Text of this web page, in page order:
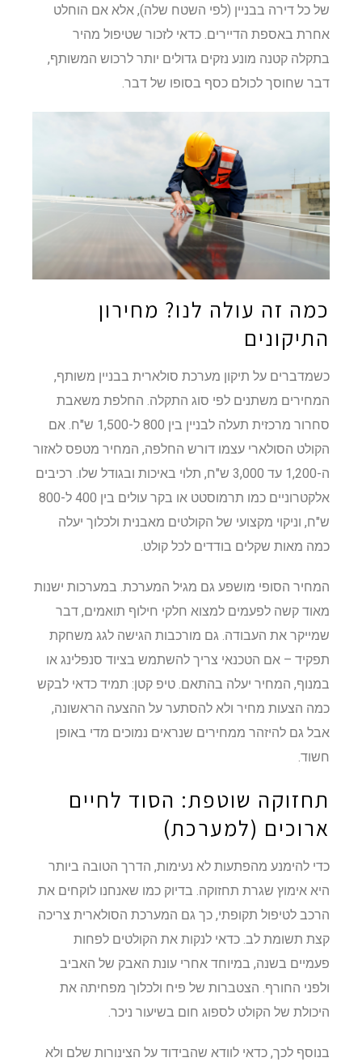
של כל דירה בבניין (לפי השטח שלה), אלא אם הוחלט
אחרת באספת הדיירים. כדאי לזכור שטיפול מהיר
בתקלה קטנה מונע נזקים גדולים יותר לרכוש המשותף,
דבר שחוסך לכולם כסף בסופו של דבר.
כמה זה עולה לנו? מחירון
התיקונים
כשמדברים על תיקון מערכת סולארית בבניין משותף,
המחירים משתנים לפי סוג התקלה. החלפת משאבת
סחרור מרכזית תעלה לבניין בין 800 ל-1,500 ש"ח. אם
הקולט הסולארי עצמו דורש החלפה, המחיר מטפס לאזור
ה-1,200 עד 3,000 ש"ח, תלוי באיכות ובגודל שלו. רכיבים
אלקטרוניים כמו תרמוסטט או בקר עולים בין 400 ל-800
ש"ח, וניקוי מקצועי של הקולטים מאבנית ולכלוך יעלה
כמה מאות שקלים בודדים לכל קולט.
המחיר הסופי מושפע גם מגיל המערכת. במערכות ישנות
מאוד קשה לפעמים למצוא חלקי חילוף תואמים, דבר
שמייקר את העבודה. גם מורכבות הגישה לגג משחקת
תפקיד – אם הטכנאי צריך להשתמש בציוד סנפלינג או
במנוף, המחיר יעלה בהתאם. טיפ קטן: תמיד כדאי לבקש
כמה הצעות מחיר ולא להסתער על ההצעה הראשונה,
אבל גם להיזהר ממחירים שנראים נמוכים מדי באופן
חשוד.
תחזוקה שוטפת: הסוד לחיים
ארוכים (למערכת)
כדי להימנע מהפתעות לא נעימות, הדרך הטובה ביותר
היא אימוץ שגרת תחזוקה. בדיוק כמו שאנחנו לוקחים את
הרכב לטיפול תקופתי, כך גם המערכת הסולארית צריכה
קצת תשומת לב. כדאי לנקות את הקולטים לפחות
פעמיים בשנה, במיוחד אחרי עונת האבק של האביב
ולפני החורף. הצטברות של פיח ולכלוך מפחיתה את
היכולת של הקולט לספוג חום בשיעור ניכר.
בנוסף לכך, כדאי לוודא שהבידוד על הצינורות שלם ולא